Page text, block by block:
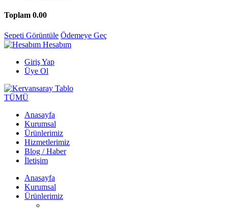
Toplam 0.00
Sepeti Görüntüle Ödemeye Geç
Hesabım
Giriş Yap
Üye Ol
TÜMÜ
Anasayfa
Kurumsal
Ürünlerimiz
Hizmetlerimiz
Blog / Haber
İletişim
Anasayfa
Kurumsal
Ürünlerimiz